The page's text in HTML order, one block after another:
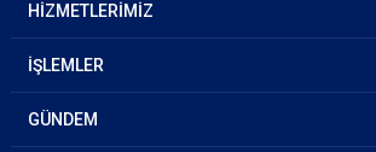
HİZMETLERİMİZ
İŞLEMLER
GÜNDEM